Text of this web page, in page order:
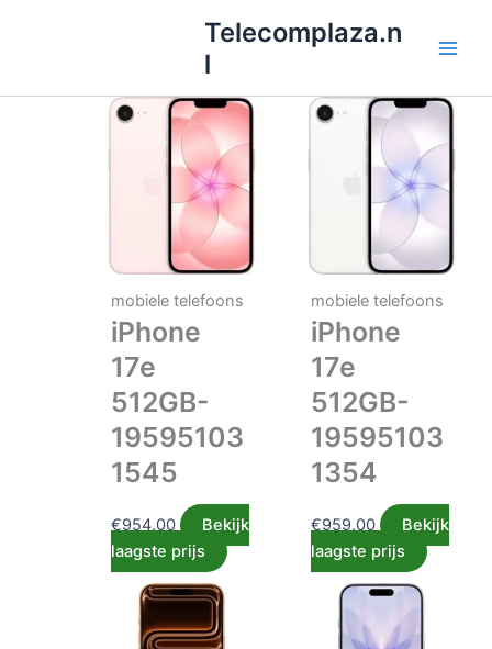
inhoud
Telecomplaza.n
l
mobiele telefoons
iPhone
17e
512GB-
19595103
1545
€954.00
Bekijk
laagste prijs
mobiele telefoons
iPhone
17e
512GB-
19595103
1354
€959.00
Bekijk
laagste prijs